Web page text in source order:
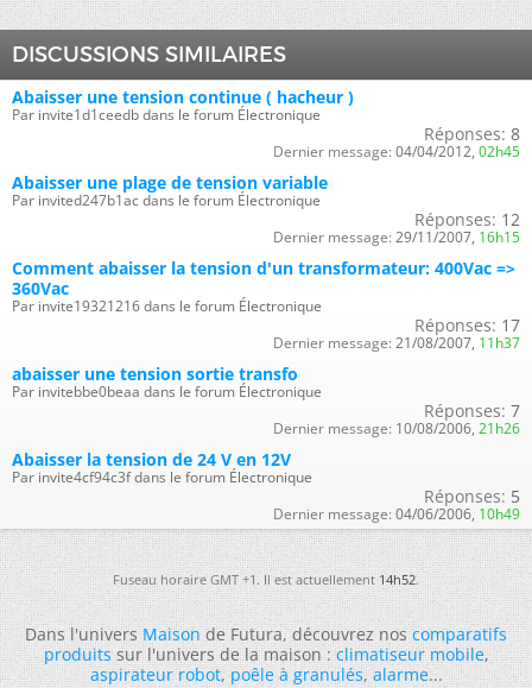
DISCUSSIONS SIMILAIRES
Abaisser une tension continue ( hacheur )
Par invite1d1ceedb dans le forum Électronique
Réponses: 8
Dernier message: 04/04/2012, 02h45
Abaisser une plage de tension variable
Par invited247b1ac dans le forum Électronique
Réponses: 12
Dernier message: 29/11/2007, 16h15
Comment abaisser la tension d'un transformateur: 400Vac =>
360Vac
Par invite19321216 dans le forum Électronique
Réponses: 17
Dernier message: 21/08/2007, 11h37
abaisser une tension sortie transfo
Par invitebbe0beaa dans le forum Électronique
Réponses: 7
Dernier message: 10/08/2006, 21h26
Abaisser la tension de 24 V en 12V
Par invite4cf94c3f dans le forum Électronique
Réponses: 5
Dernier message: 04/06/2006, 10h49
Fuseau horaire GMT +1. Il est actuellement14h52.
Dans l'universMaisonde Futura, découvrez noscomparatifs
produitssur l'univers de la maison :climatiseur mobile,
aspirateur robot,poêle à granulés,alarme...